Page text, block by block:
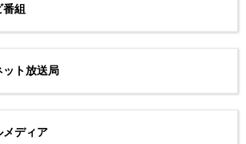
組
ット放送局
メディア